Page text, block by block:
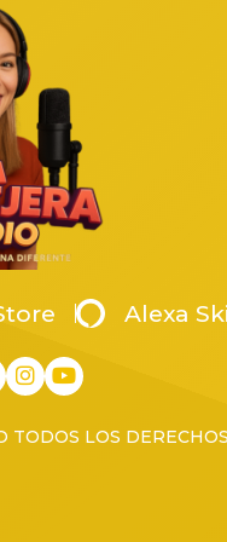
coordinador
Región Occidente. La […]
Alexa
LOS